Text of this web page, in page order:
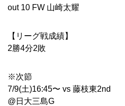
out 10 FW 山崎太耀
【リーグ戦成績】
2勝4分2敗
※次節
7/9(土)16:45〜 vs 藤枝東2nd
@ 日大三島G